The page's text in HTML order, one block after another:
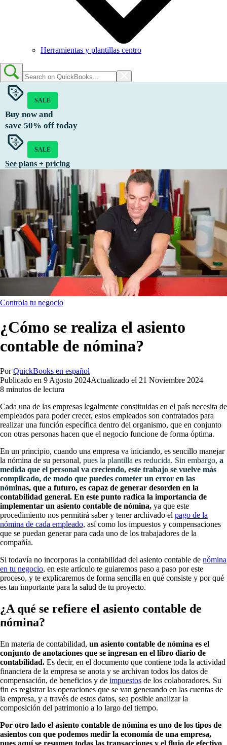
Herramientas y plantillas centro
SALE
Buy now and
save 50% off today
SALE
See plans + pricing
Controla tu negocio
¿Cómo se realiza el asiento
contable de nómina?
Por QuickBooks en español
Publicado en 9 Agosto 2024Actualizado el 21 Noviembre 2024
8 minutos de lectura
Cada una de las empresas legalmente constituidas en el país necesita de
empleados para poder crecer, estos empleados son contratados para
realizar una función específica dentro del organismo, que en conjunto
con otras personas hacen que el negocio funcione de forma óptima.
En un principio, cuando una empresa va iniciando, es sencillo manejar
la nómina de su personal, pues la plantilla es reducida. Sin embargo, a
medida que el personal va creciendo, este trabajo se vuelve más
complicado, de modo que puedes cometer un error en las
nóminas, que a futuro, es capaz de generar desorden en la
contabilidad general. En este punto radica la importancia de
implementar un asiento contable de nómina, ya que este
procedimiento nos permitirá saber y tener archivado el pago de la
nómina de cada empleado, así como los impuestos y compensaciones
que se puedan generar para cada uno de los trabajadores de la
compañía.
Si todavía no incorporas la contabilidad del asiento contable de nómina
en tu negocio, en este artículo te guiaremos paso a paso por este
proceso, y te explicaremos de forma sencilla en qué consiste y por qué
es tan importante para la salud de tu proyecto.
¿A qué se refiere el asiento contable de
nómina?
En materia de contabilidad, un asiento contable de nómina es el
conjunto de anotaciones que se ingresan en el libro diario de
contabilidad. Es decir, en el documento que contiene toda la actividad
financiera de la empresa se anota y se archivan todos los datos de
compensación, de beneficios y de impuestos de los colaboradores. Su
fin es registrar las operaciones que se van generando en las cuentas de
la empresa, y a través de estos datos, sea posible analizar la
composición del patrimonio a lo largo del tiempo.
Por otro lado el asiento contable de nómina es uno de los tipos de
asientos con que podemos medir la economía de una empresa,
pues aquí se resumen todas las transacciones y el flujo de efectivo